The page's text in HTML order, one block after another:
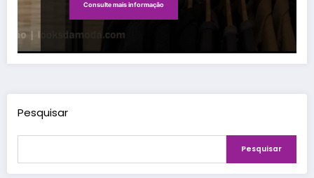
Consulte mais informação
Pesquisar
Pesquisar